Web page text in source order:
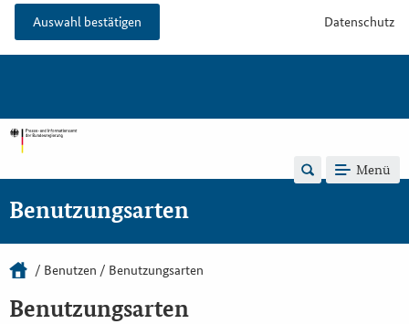
Auswahl bestätigen Datenschutz
Menü
Benutzungsarten
Benutzen Benutzungsarten
Benutzungsarten